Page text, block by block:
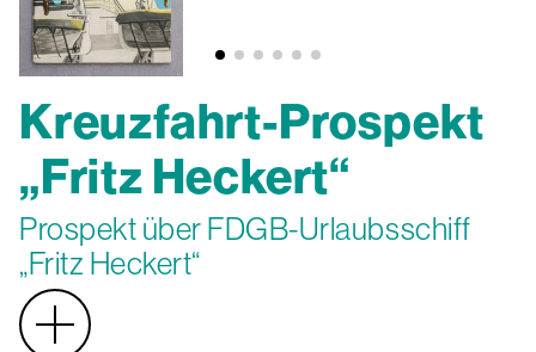
Kreuzfahrt-Prospekt
„Fritz Heckert“
Prospekt über FDGB-Urlaubsschiff
„Fritz Heckert“